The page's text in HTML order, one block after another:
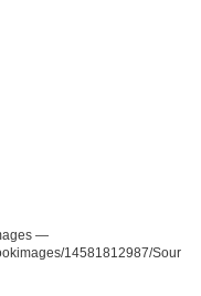
—
14581812987/Sour